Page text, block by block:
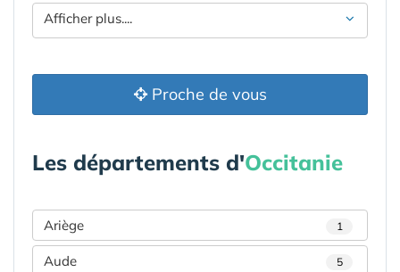
Afficher plus....
Proche de vous
Les départements d'Occitanie
Ariège 1
Aude 5